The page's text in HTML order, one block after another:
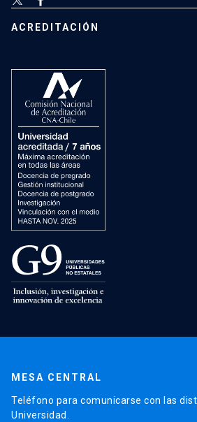
ACREDITACIÓN
MESA CENTRAL
Teléfono para comunicarse con las
Universidad.